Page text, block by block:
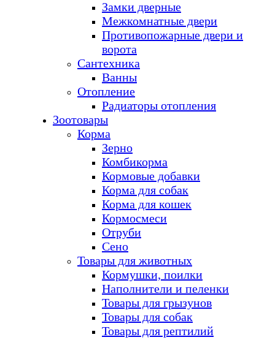
Замки дверные
Межкомнатные двери
Противопожарные двери и
ворота
Сантехника
Ванны
Отопление
Радиаторы отопления
Зоотовары
Корма
Зерно
Комбикорма
Кормовые добавки
Корма для собак
Корма для кошек
Кормосмеси
Отруби
Сено
Товары для животных
Кормушки, поилки
Наполнители и пеленки
Товары для грызунов
Товары для собак
Товары для рептилий